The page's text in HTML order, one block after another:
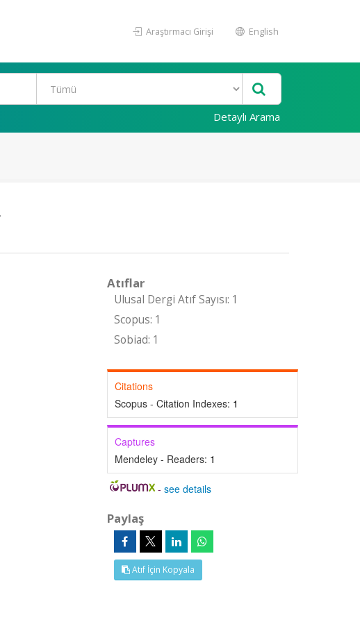
Araştırmacı Girişi English
Detaylı Arama
Atıflar
Ulusal Dergi Atıf Sayısı: 1
Scopus: 1
Sobiad: 1
Citations
Scopus - Citation Indexes: 1
Captures
Mendeley - Readers: 1
-see details
Paylaş
Atıf İçin Kopyala